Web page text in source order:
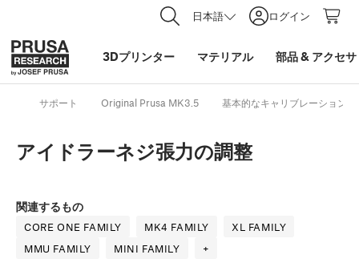
日本語 ログイン
3Dプリンター マテリアル 部品& アクセ
サポート Original Prusa MK3.5 基本的なキャリブレーション
アイドラーネジ張力の調整
関連するもの
CORE ONE FAMILY MK4 FAMILY
XL FAMILY
MMU FAMILY
MINI FAMILY +